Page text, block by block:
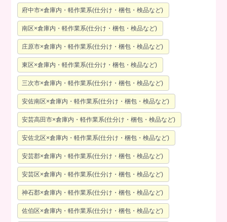
府中市×倉庫内・軽作業系(仕分け・梱包・検品など)
南区×倉庫内・軽作業系(仕分け・梱包・検品など)
庄原市×倉庫内・軽作業系(仕分け・梱包・検品など)
東区×倉庫内・軽作業系(仕分け・梱包・検品など)
三次市×倉庫内・軽作業系(仕分け・梱包・検品など)
安佐南区×倉庫内・軽作業系(仕分け・梱包・検品など)
安芸高田市×倉庫内・軽作業系(仕分け・梱包・検品など)
安佐北区×倉庫内・軽作業系(仕分け・梱包・検品など)
安芸郡×倉庫内・軽作業系(仕分け・梱包・検品など)
安芸区×倉庫内・軽作業系(仕分け・梱包・検品など)
神石郡×倉庫内・軽作業系(仕分け・梱包・検品など)
佐伯区×倉庫内・軽作業系(仕分け・梱包・検品など)